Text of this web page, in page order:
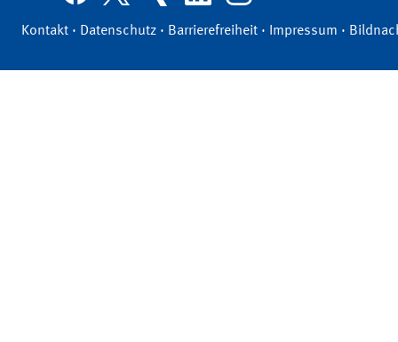
Kontakt · Datenschutz · Barrierefreiheit · Impressum ·